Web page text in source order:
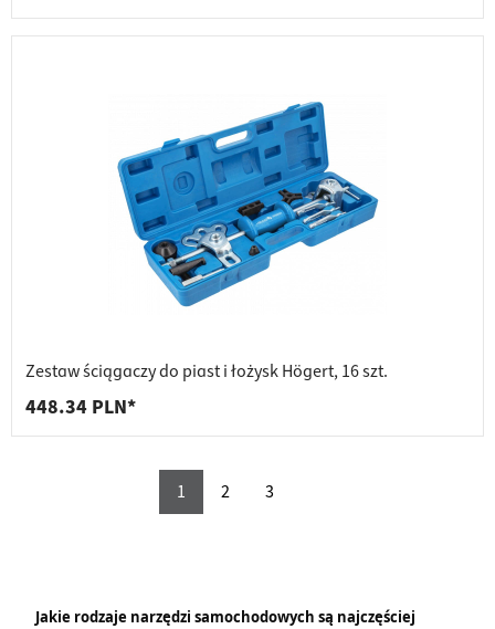
Zestaw ściągaczy do piast i łożysk Högert, 16 szt.
448.34 PLN*
1 2 3
Jakie rodzaje narzędzi samochodowych są najczęściej